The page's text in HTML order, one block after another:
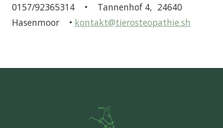
0157/92365314 • Tannenhof 4, 24640
Hasenmoor • kontakt@tierosteopathie.sh